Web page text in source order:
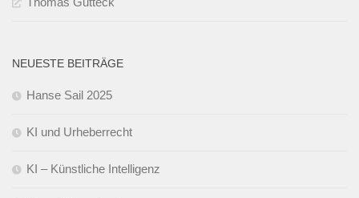
NEUESTE BEITRÄGE
Hanse Sail 2025
KI und Urheberrecht
KI – Künstliche Intelligenz